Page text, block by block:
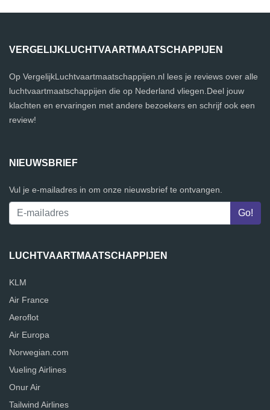
VERGELIJKLUCHTVAARTMAATSCHAPPIJEN
Op VergelijkLuchtvaartmaatschappijen.nl lees je reviews over alle
luchtvaartmaatschappijen die op Nederland vliegen.Deel jouw
klachten en ervaringen met andere bezoekers en schrijf ook een
review!
NIEUWSBRIEF
Vul je e-mailadres in om onze nieuwsbrief te ontvangen.
LUCHTVAARTMAATSCHAPPIJEN
KLM
Air France
Aeroflot
Air Europa
Norwegian.com
Vueling Airlines
Onur Air
Tailwind Airlines